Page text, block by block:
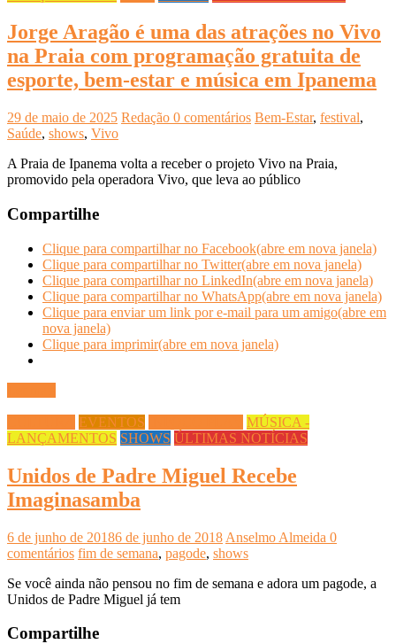
Jorge Aragão é uma das atrações no Vivo
na Praia com programação gratuita de
esporte, bem-estar e música em Ipanema
29 de maio de 2025 Redação 0 comentários Bem-Estar, festival,
Saúde, shows, Vivo
A Praia de Ipanema volta a receber o projeto Vivo na Praia,
promovido pela operadora Vivo, que leva ao público
Compartilhe
Clique para compartilhar no Facebook(abre em nova janela)
Clique para compartilhar no Twitter(abre em nova janela)
Clique para compartilhar no LinkedIn(abre em nova janela)
Clique para compartilhar no WhatsApp(abre em nova janela)
Clique para enviar um link por e-mail para um amigo(abre em
nova janela)
Clique para imprimir(abre em nova janela)
EVENTOS
MÚSICA -
LANÇAMENTOS SHOWS ÚLTIMAS NOTÍCIAS
Unidos de Padre Miguel Recebe
Imaginasamba
6 de junho de 20186 de junho de 2018 Anselmo Almeida 0
comentários fim de semana, pagode, shows
Se você ainda não pensou no fim de semana e adora um pagode, a
Unidos de Padre Miguel já tem
Compartilhe